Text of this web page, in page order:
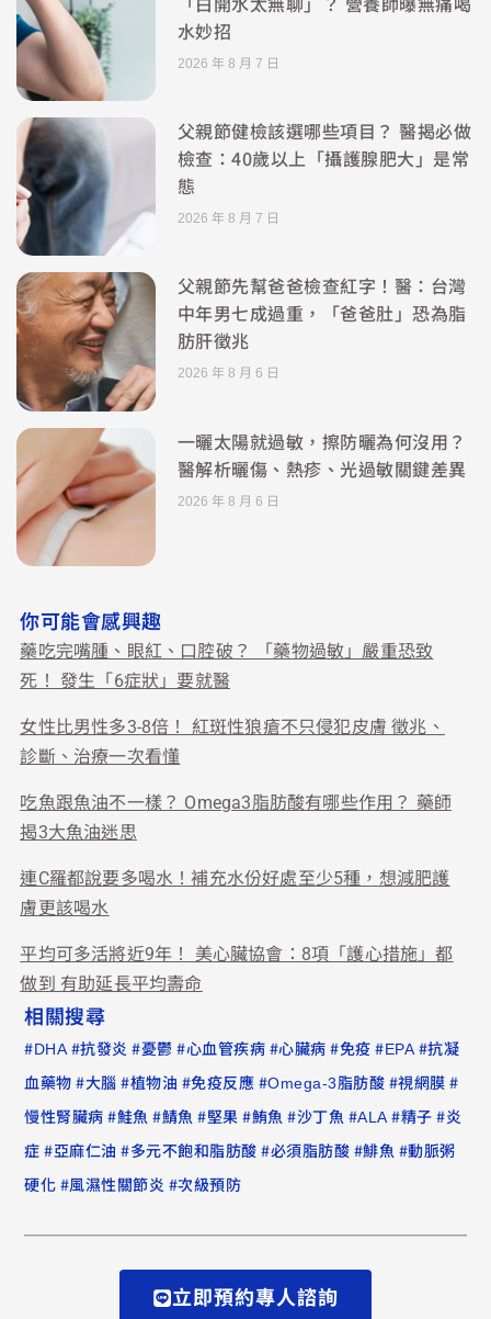
水妙招
2026 年 8 月 7 日
父親節健檢該選哪些項目？ 醫揭必做
檢查：40歲以上「攝護腺肥大」是常
態
2026 年 8 月 7 日
父親節先幫爸爸檢查紅字！醫：台灣
中年男七成過重，「爸爸肚」恐為脂
肪肝徵兆
2026 年 8 月 6 日
一曬太陽就過敏，擦防曬為何沒用？
醫解析曬傷、熱疹、光過敏關鍵差異
2026 年 8 月 6 日
你可能會感興趣
藥吃完嘴腫、眼紅、口腔破？ 「藥物過敏」嚴重恐致
死！ 發生「6症狀」要就醫
女性比男性多3-8倍！ 紅斑性狼瘡不只侵犯皮膚 徵兆、
診斷、治療一次看懂
吃魚跟魚油不一樣？ Omega3脂肪酸有哪些作用？ 藥師
揭3大魚油迷思
連C羅都說要多喝水！補充水份好處至少5種，想減肥護
膚更該喝水
平均可多活將近9年！ 美心臟協會：8項「護心措施」都
做到 有助延長平均壽命
相關搜尋
#DHA#抗發炎 #憂鬱 #心血管疾病 #心臟病 #免疫 #EPA#抗凝
血藥物 #大腦 #植物油 #免疫反應 #Omega-3脂肪酸 #視網膜 #
慢性腎臟病 #鮭魚 #鯖魚 #堅果 #鮪魚 #沙丁魚 #ALA#精子 #炎
症 #亞麻仁油 #多元不飽和脂肪酸 #必須脂肪酸 #鯡魚 #動脈粥
硬化 #風濕性關節炎 #次級預防
立即預約專人諮詢